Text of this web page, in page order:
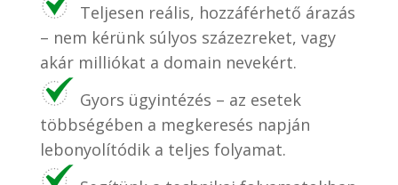
Teljesen reális, hozzáférhető árazás
– nem kérünk súlyos százezreket, vagy
akár milliókat a domain nevekért.
Gyors ügyintézés – az esetek
többségében a megkeresés napján
lebonyolítódik a teljes folyamat.